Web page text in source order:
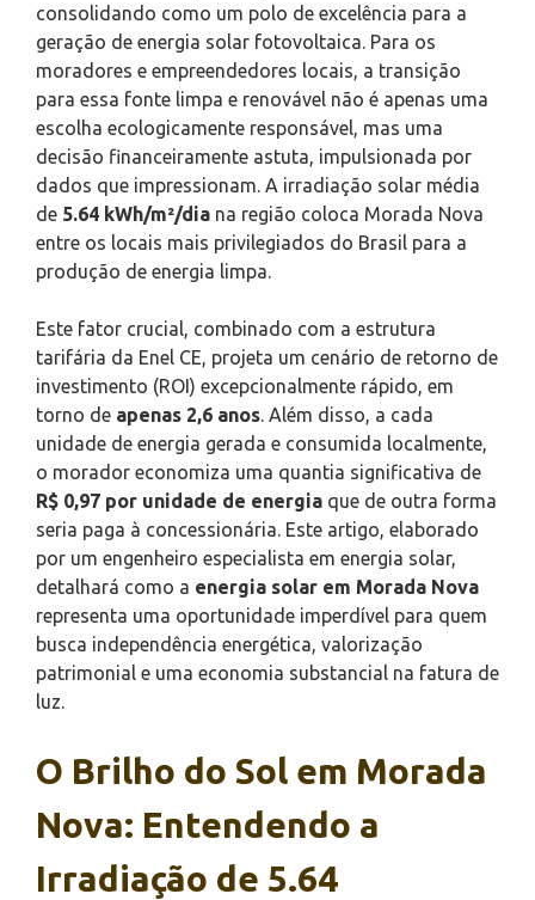
consolidando como um polo de excelência para a
geração de energia solar fotovoltaica. Para os
moradores e empreendedores locais, a transição
para essa fonte limpa e renovável não é apenas uma
escolha ecologicamente responsável, mas uma
decisão financeiramente astuta, impulsionada por
dados que impressionam. A irradiação solar média
de 5.64 kWh/m²/dia na região coloca Morada Nova
entre os locais mais privilegiados do Brasil para a
produção de energia limpa.
Este fator crucial, combinado com a estrutura
tarifária da Enel CE, projeta um cenário de retorno de
investimento (ROI) excepcionalmente rápido, em
torno de apenas 2,6 anos . Além disso, a cada
unidade de energia gerada e consumida localmente,
o morador economiza uma quantia significativa de
R$ 0,97 por unidade de energia que de outra forma
seria paga à concessionária. Este artigo, elaborado
por um engenheiro especialista em energia solar,
detalhará como a energia solar em Morada Nova
representa uma oportunidade imperdível para quem
busca independência energética, valorização
patrimonial e uma economia substancial na fatura de
luz.
O Brilho do Sol em Morada
Nova: Entendendo a
Irradiação de 5.64